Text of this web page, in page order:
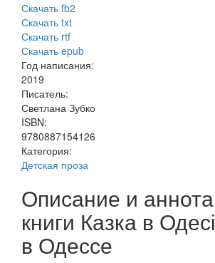
Скачать fb2
Скачать txt
Скачать rtf
Скачать epub
Год написания:
2019
Писатель:
Светлана Зубко
ISBN:
9780887154126
Категория:
Детская проза
Описание и
книги Казка в
в Одессе